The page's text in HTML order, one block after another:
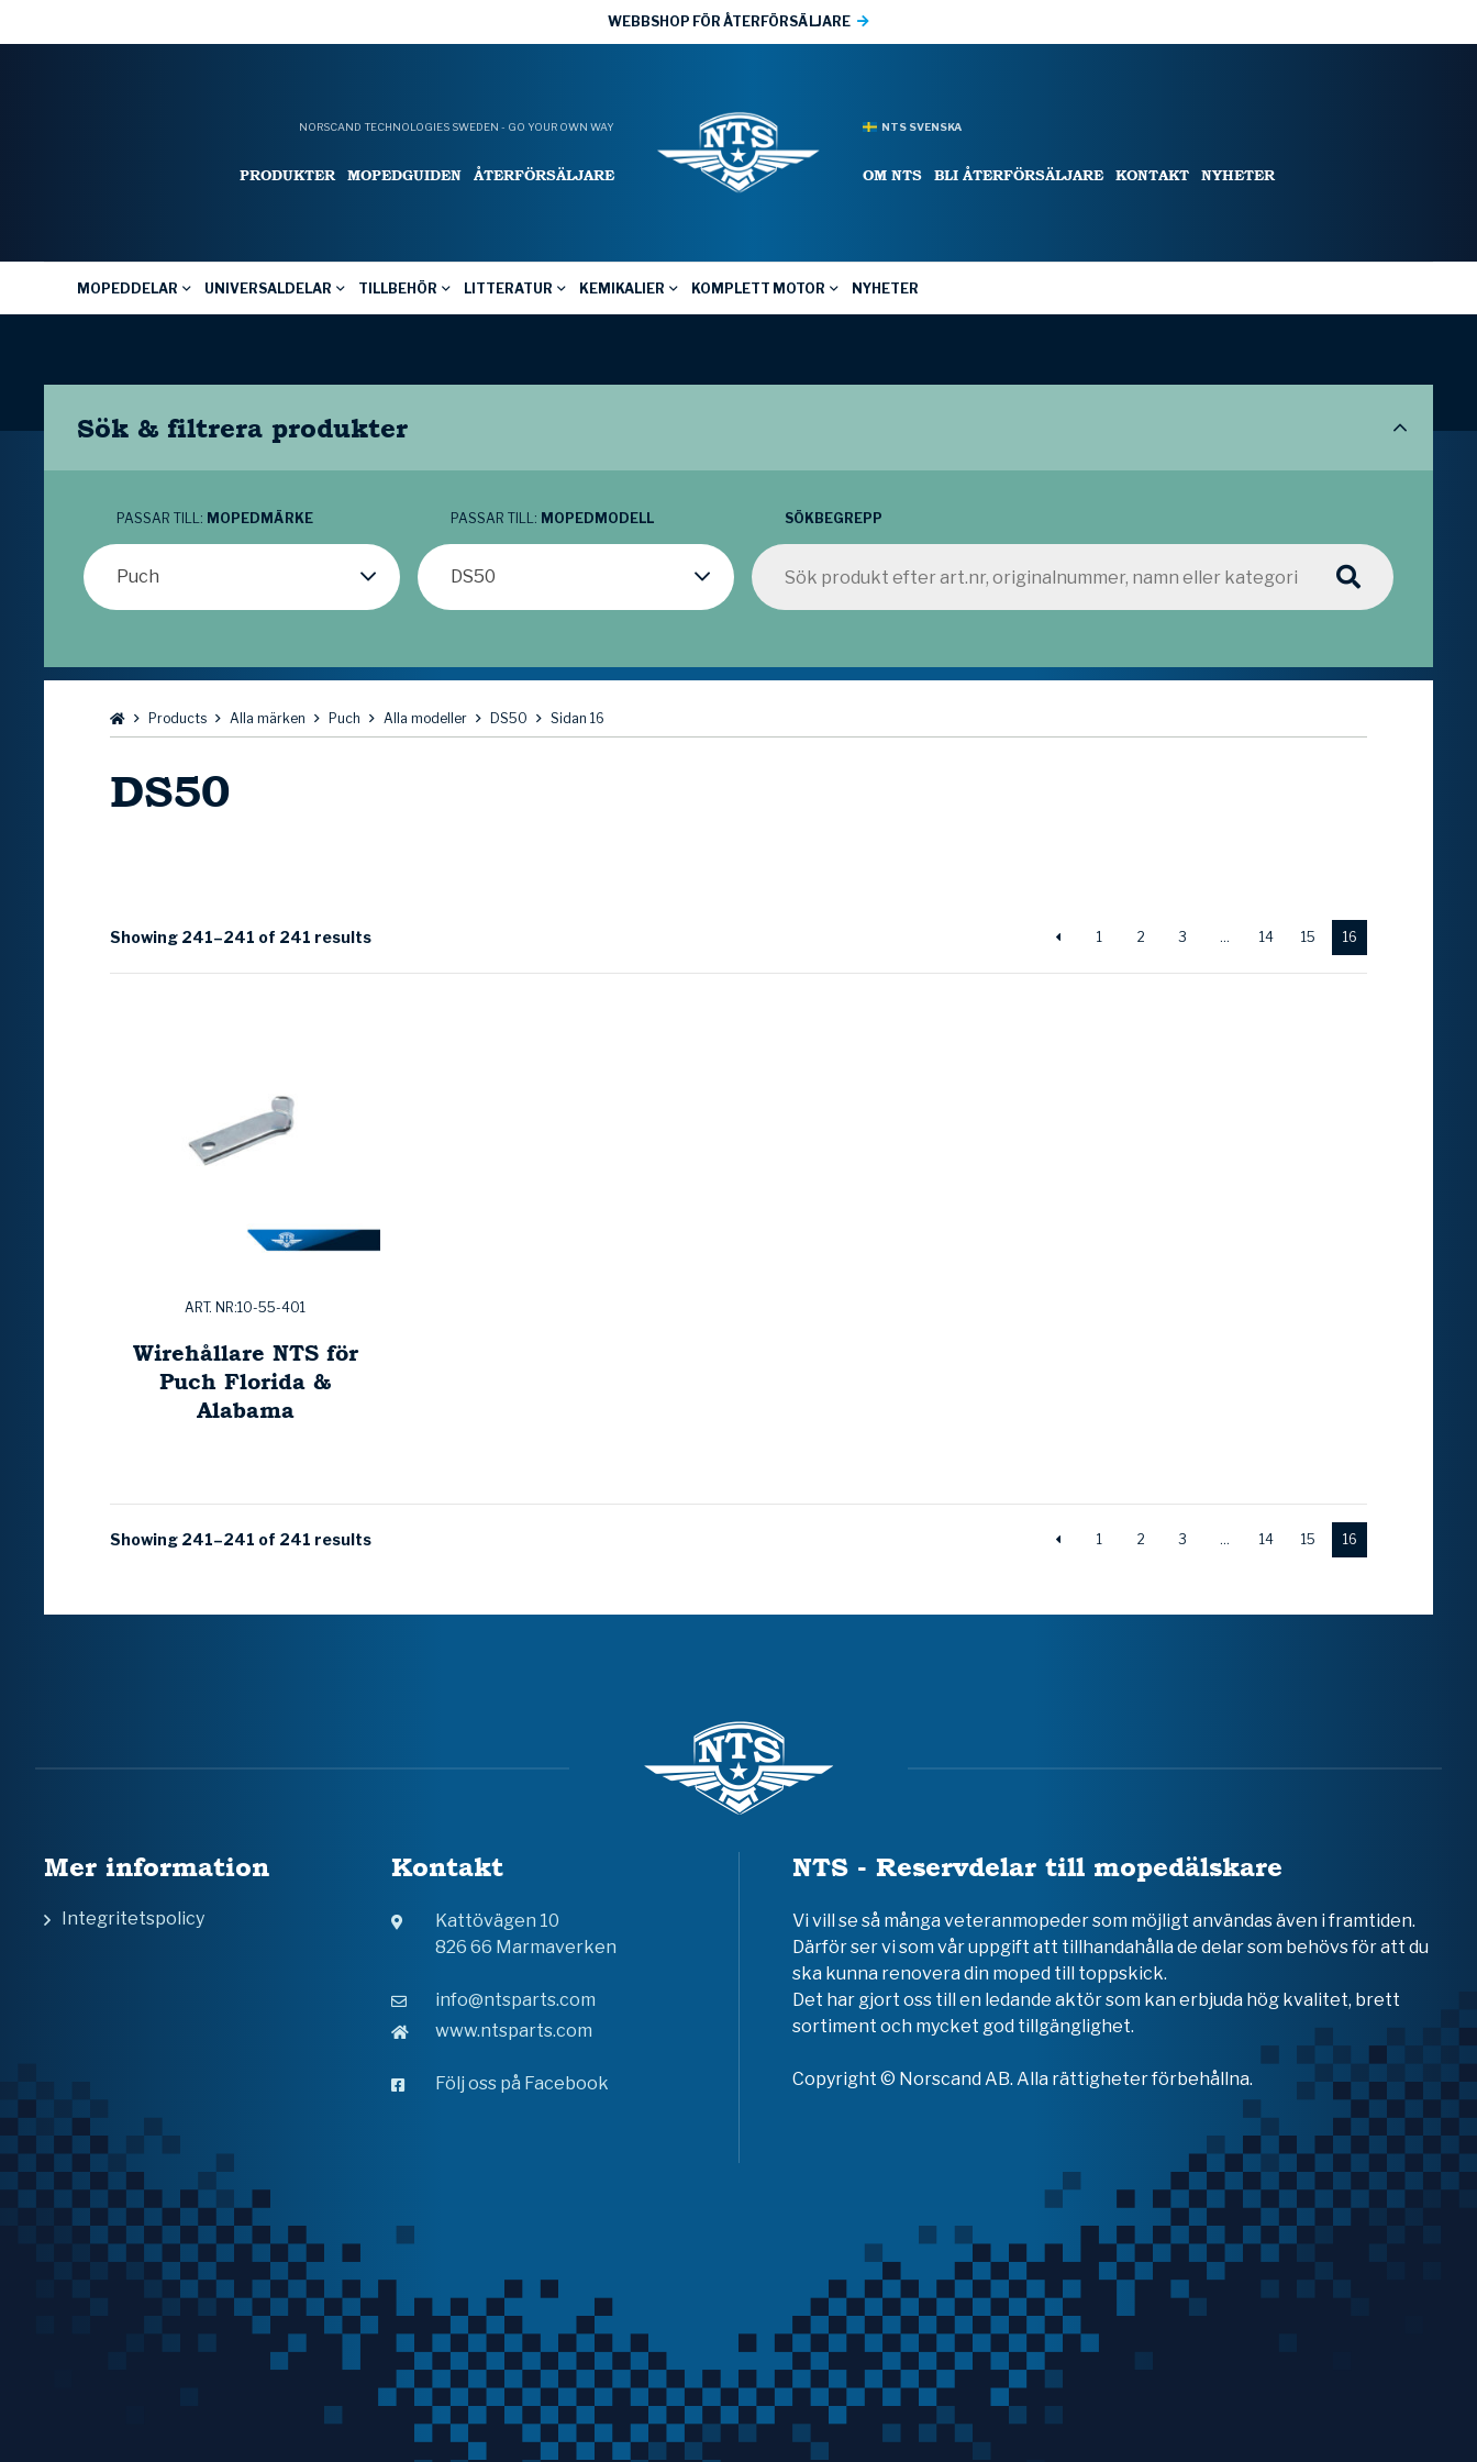
WEBBSHOP FÖR ÅTERFÖRSÄLJARE
NORSCAND TECHNOLOGIES SWEDEN - GO YOUR OWN WAY
PRODUKTER MOPEDGUIDEN ÅTERFÖRSÄLJARE
NTS SVENSKA
OM NTS BLI ÅTERFÖRSÄLJARE KONTAKT NYHETER
MOPEDDELAR UNIVERSALDELAR TILLBEHÖR LITTERATUR KEMIKALIER KOMPLETT MOTOR NYHETER
Sök & filtrera produkter
PASSAR TILL: MOPEDMÄRKE
Puch
PASSAR TILL: MOPEDMODELL
DS50
SÖKBEGREPP
Bläddra:Products Alla märken Puch Alla modeller DS50 Sidan 16
DS50
Showing 241–241 of 241 results 1 2 3 … 14 15 16
ART. NR:10-55-401
Wirehållare NTS för
Puch Florida &
Alabama
Showing 241–241 of 241 results 1 2 3 … 14 15 16
Mer information
Integritetspolicy
Kontakt
Kattövägen 10
826 66 Marmaverken
info@ntsparts.com
www.ntsparts.com
Följ oss på Facebook
NTS - Reservdelar till mopedälskare
Vi vill se så många veteranmopeder som möjligt användas även i framtiden.
Därför ser vi som vår uppgift att tillhandahålla de delar som behövs för att du
ska kunna renovera din moped till toppskick.
Det har gjort oss till en ledande aktör som kan erbjuda hög kvalitet, brett
sortiment och mycket god tillgänglighet.
Copyright © Norscand AB. Alla rättigheter förbehållna.